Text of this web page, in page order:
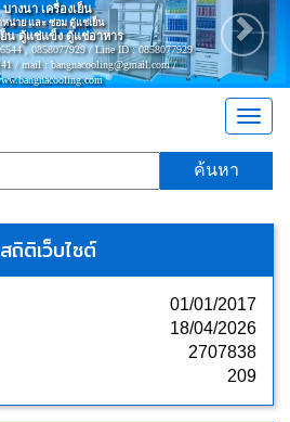
บางนา เครื่องเย็น
หน่าย และ ซ่อม ตู้แช่เย็น
ย็น ตู้แช่แข็ง ตู้แช่อาหาร
, 0858077929 / Line ID : 0858077929
/ mail : bangnacooling@gmail.com /
ค้นหา
สถิติเว็บไซต์
01/01/2017
18/04/2026
2707838
209